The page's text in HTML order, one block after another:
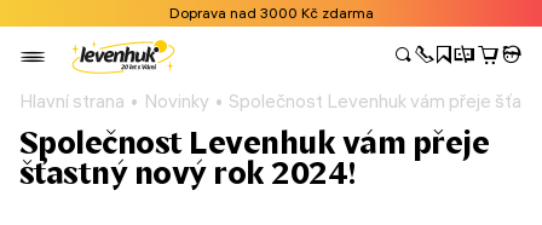
Doprava nad 3000 Kč zdarma
Hlavní strana Novinky Společnost Levenhuk vám přeje
Společnost Levenhuk vám přeje
šťastný nový rok 2024!